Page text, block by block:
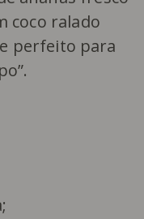
coco ralado
perfeito para